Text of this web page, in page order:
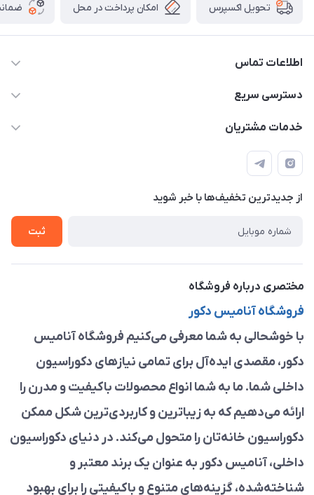
تحویل اکسپرس امکان پرداخت در محل
اطلاعات تماس
09913878908 _ 09201096459 _ 021.28424157
دسترسی سریع
حساب کاربری
لیست محصولات
درباره ما
خدمات مشتریان
قوانین و مقررات
حریم خصوصی
راهنما
از جدید‌ترین تخفیف‌ها با‌ خبر شوید
ثبت
مختصری درباره فروشگاه
فروشگاه آنامیس دکور
با خوشحالی به شما معرفی می‌کنیم فروشگاه آنامیس
دکور، مقصدی ایده‌آل برای تمامی نیازهای دکوراسیون
داخلی شما. ما به شما انواع محصولات باکیفیت و مدرن را
ارائه می‌دهیم که به زیباترین و کاربردی‌ترین شکل ممکن
دکوراسیون خانه‌تان را متحول می‌کند. در دنیای دکوراسیون
داخلی، آنامیس دکور به عنوان یک برند معتبر و
شناخته‌شده، گزینه‌های متنوع و باکیفیتی را برای بهبود